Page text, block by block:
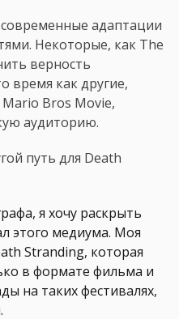
адаптации
Некоторые, как The
верность
время как другие,
Bros Movie,
аудиторию.
путь для Death
я хочу раскрыть
этого медиума. Моя
Stranding, которая
в формате фильма и
на таких фестивалях,